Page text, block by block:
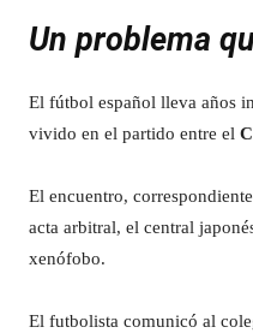
Un problema
El fútbol español lleva años
vivido en el partido entre el
El encuentro,
acta arbitral, el central
xenófobo.
El futbolista comunicó al